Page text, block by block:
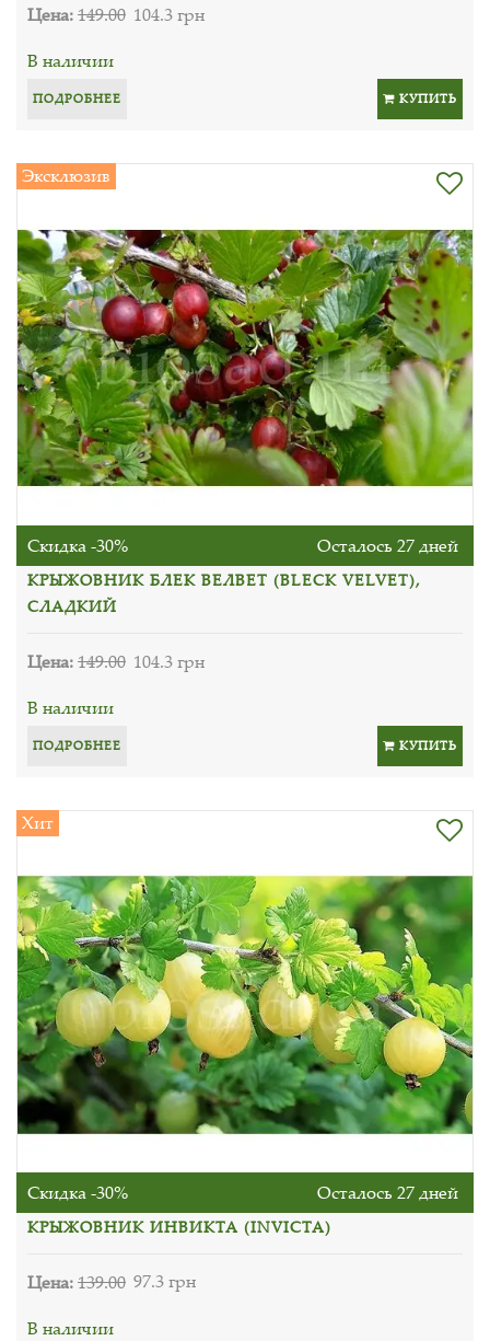
Цена:149.00 104.3 грн
В наличии
ПОДРОБНЕЕ КУПИТЬ
Эксклюзив
Скидка -30% Осталось 27 дней
КРЫЖОВНИК БЛЕК ВЕЛВЕТ (BLECK VELVЕT),
СЛАДКИЙ
Цена:149.00 104.3 грн
В наличии
ПОДРОБНЕЕ КУПИТЬ
Хит
Скидка -30% Осталось 27 дней
КРЫЖОВНИК ИНВИКТА (INVICTA)
Цена:139.00 97.3 грн
В наличии